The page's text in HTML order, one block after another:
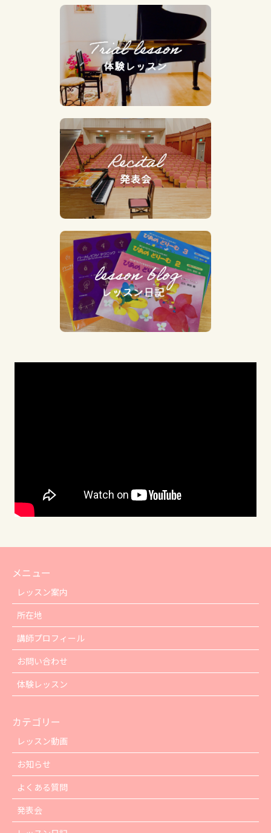
メニュー
レッスン案内
所在地
講師プロフィール
お問い合わせ
体験レッスン
カテゴリー
レッスン動画
お知らせ
よくある質問
発表会